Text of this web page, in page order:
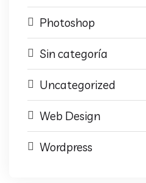
Photoshop
Sin categoría
Uncategorized
Web Design
Wordpress